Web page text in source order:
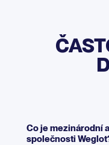
Co je mezinárodní
společnosti